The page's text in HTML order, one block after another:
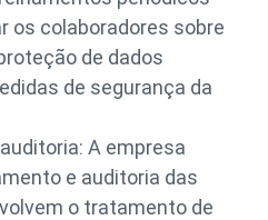
os colaboradores sobre
de dados
de segurança da
A empresa
e auditoria das
o tratamento de